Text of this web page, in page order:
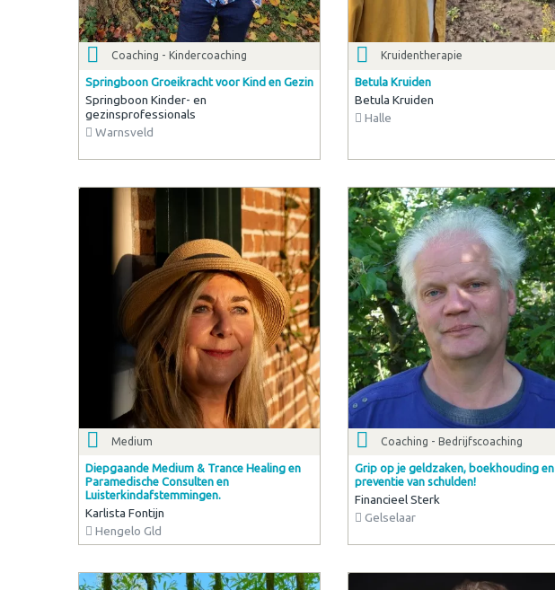
Coaching - Kindercoaching
Springboon Groeikracht voor Kind en Gezin
Springboon Kinder- en
gezinsprofessionals
Warnsveld
Kruidentherapie
Betula Kruiden
Betula Kruiden
Halle
Medium
Diepgaande Medium & Trance Healing en
Paramedische Consulten en
Luisterkindafstemmingen.
Karlista Fontijn
Hengelo Gld
Coaching - Bedrijfscoaching
Grip op je geldzaken, boekhouding en
preventie van schulden!
Financieel Sterk
Gelselaar